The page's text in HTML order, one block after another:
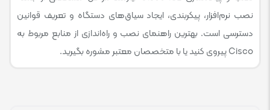
نصب نرم‌افزار، پیکربندی، ایجاد سیاق‌های دستگاه و تعریف قوانین
دسترسی است. بهترین راهنمای نصب و راه‌اندازی از منابع مربوط به
Cisco پیروی کنید یا با متخصصان معتبر مشوره بگیرید.